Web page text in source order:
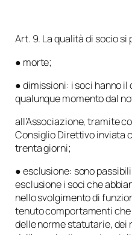
Art. 9. La qualità di socio si
● morte;
● dimissioni: i soci hanno
qualunque momento dal
all’Associazione, tramite
Consiglio Direttivo inviata
trenta giorni;
● esclusione: sono
esclusione i soci che
nello svolgimento di
tenuto comportamenti
delle norme statutarie, dei